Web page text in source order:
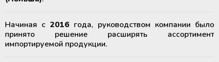
Холодильники для хранения
крови и ее компонентов
Регистраторы температуры
(логгеры) для транспортировки
термолабильных препаратов
Системы очистки воды
Начиная с 2016 года, руководством компании было
принято решение расширять ассортимент
импортируемой продукции.